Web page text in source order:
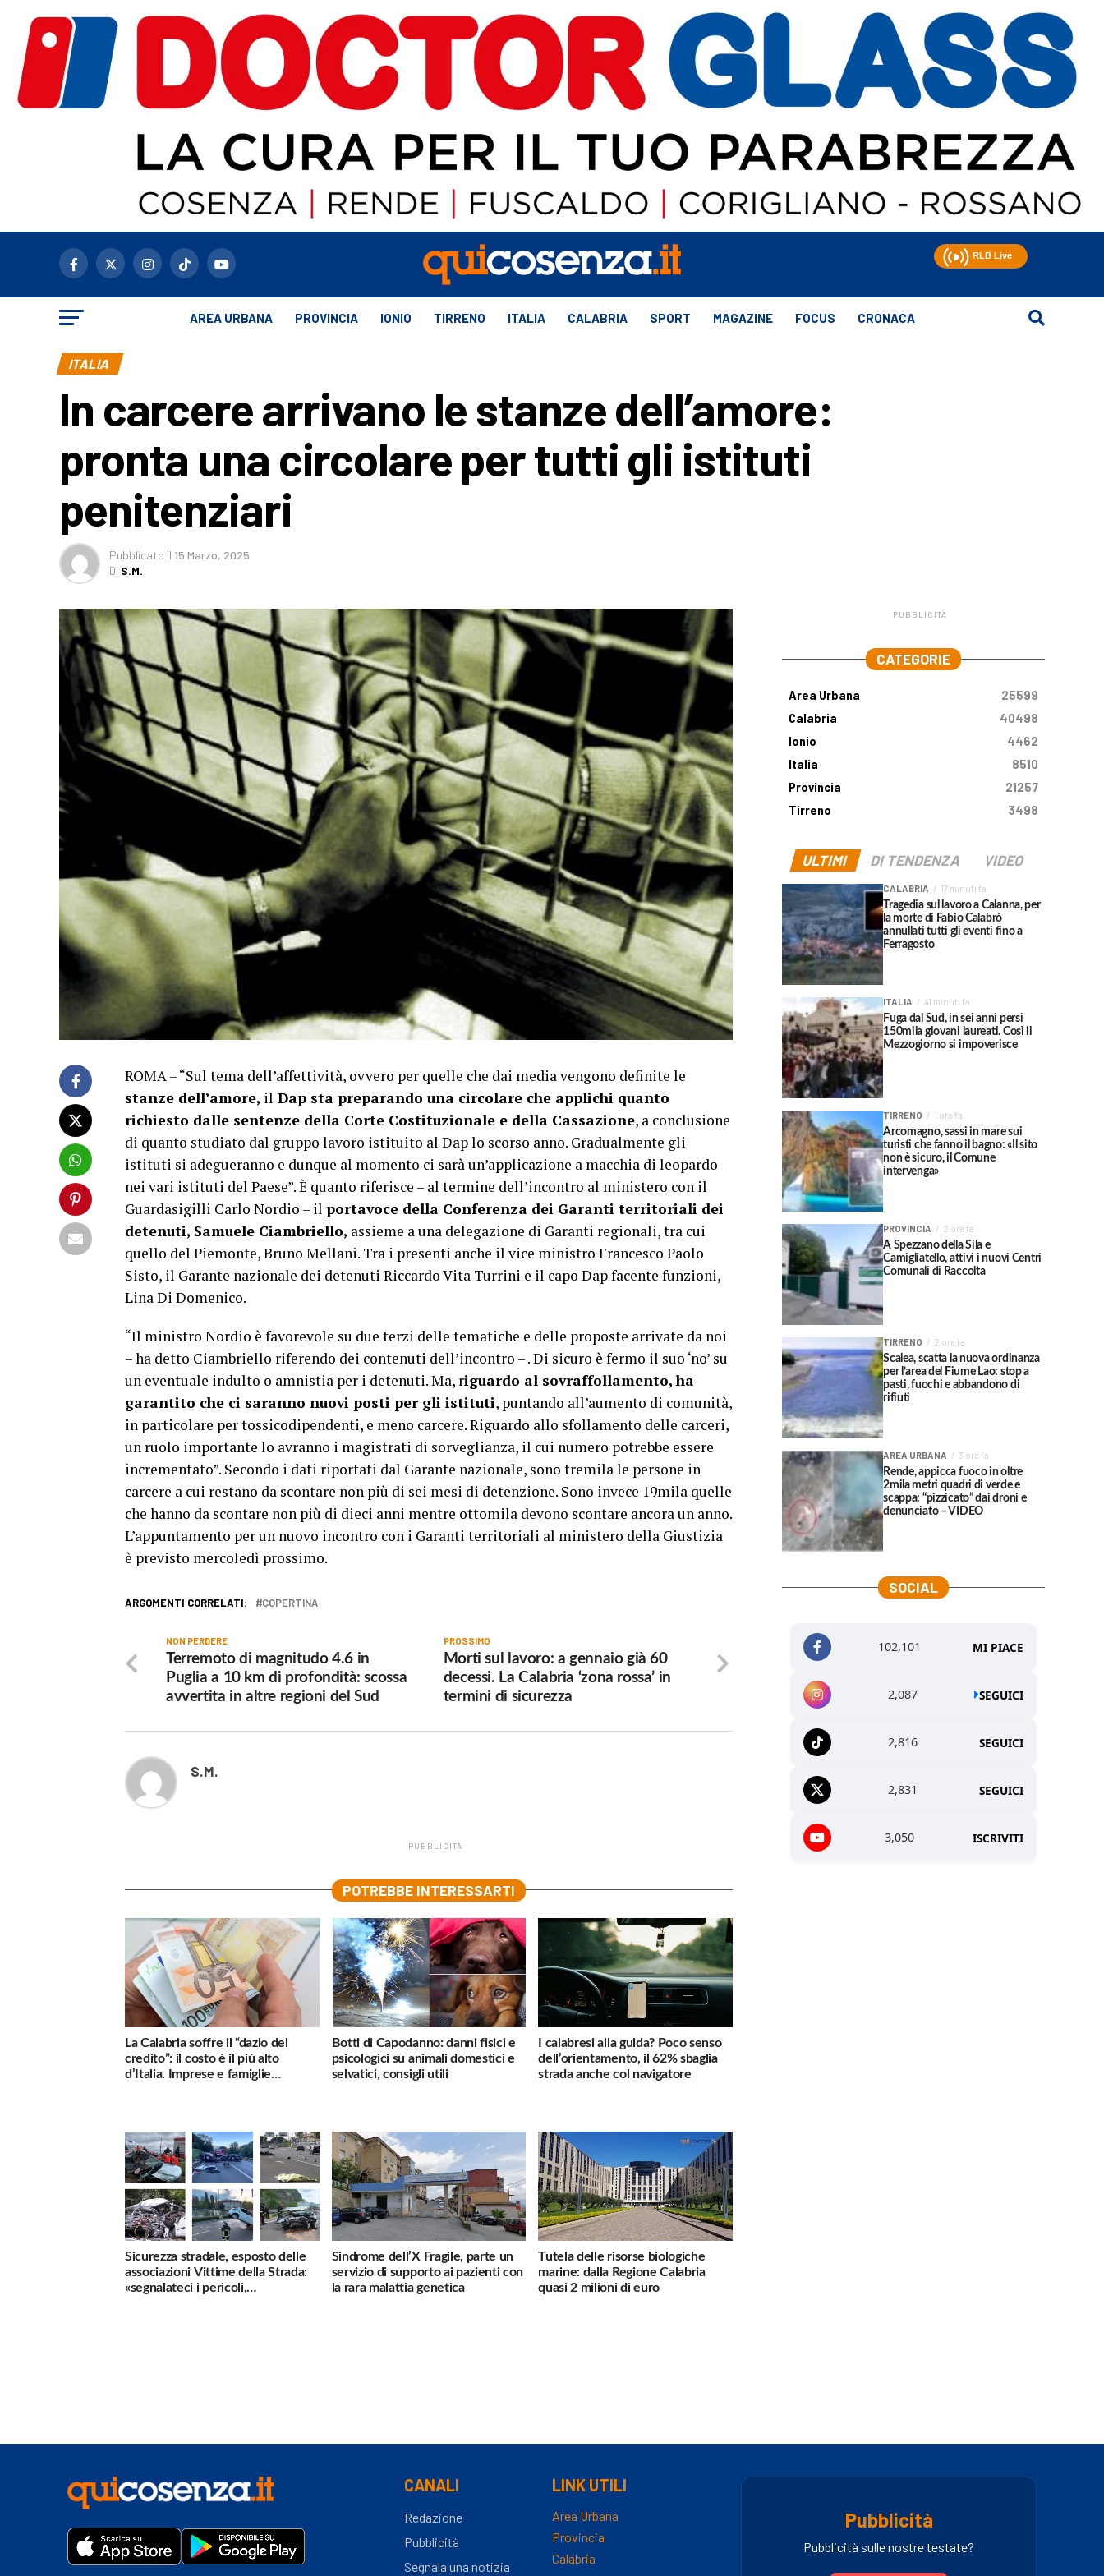
AREA URBANA PROVINCIA IONIO TIRRENO ITALIA CALABRIA SPORT MAGAZINE FOCUS CRONACA
ITALIA
In carcere arrivano le stanze dell’amore:
pronta una circolare per tutti gli istituti
penitenziari
Pubblicato il 15 Marzo, 2025
Di S.M.
ROMA – “Sul tema dell’affettività, ovvero per quelle che dai media vengono definite le
stanze dell’amore, il Dap sta preparando una circolare che applichi quanto
richiesto dalle sentenze della Corte Costituzionale e della Cassazione, a conclusione
di quanto studiato dal gruppo lavoro istituito al Dap lo scorso anno. Gradualmente gli
istituti si adegueranno e dunque al momento ci sarà un’applicazione a macchia di leopardo
nei vari istituti del Paese”. È quanto riferisce – al termine dell’incontro al ministero con il
Guardasigilli Carlo Nordio – il portavoce della Conferenza dei Garanti territoriali dei
detenuti, Samuele Ciambriello, assieme a una delegazione di Garanti regionali, tra cui
quello del Piemonte, Bruno Mellani. Tra i presenti anche il vice ministro Francesco Paolo
Sisto, il Garante nazionale dei detenuti Riccardo Vita Turrini e il capo Dap facente funzioni,
Lina Di Domenico.
“Il ministro Nordio è favorevole su due terzi delle tematiche e delle proposte arrivate da noi
– ha detto Ciambriello riferendo dei contenuti dell’incontro – . Di sicuro è fermo il suo ‘no’ su
un eventuale indulto o amnistia per i detenuti. Ma, riguardo al sovraffollamento, ha
garantito che ci saranno nuovi posti per gli istituti, puntando all’aumento di comunità,
in particolare per tossicodipendenti, e meno carcere. Riguardo allo sfollamento delle carceri,
un ruolo importante lo avranno i magistrati di sorveglianza, il cui numero potrebbe essere
incrementato”. Secondo i dati riportati dal Garante nazionale, sono tremila le persone in
carcere a cui restano da scontare non più di sei mesi di detenzione. Sono invece 19mila quelle
che hanno da scontare non più di dieci anni mentre ottomila devono scontare ancora un anno.
L’appuntamento per un nuovo incontro con i Garanti territoriali al ministero della Giustizia
è previsto mercoledì prossimo.
ARGOMENTI CORRELATI: COPERTINA
PROSSIMO
Morti sul lavoro: a gennaio già 60
decessi. La Calabria ‘zona rossa’ in
termini di sicurezza
NON PERDERE
Terremoto di magnitudo 4.6 in
Puglia a 10 km di profondità: scossa
avvertita in altre regioni del Sud
S.M.
PUBBLICITÀ
POTREBBE INTERESSARTI
La Calabria soffre il “dazio del
credito”: il costo è il più alto
d’Italia. Imprese e famiglie
Botti di Capodanno: danni fisici e
psicologici su animali domestici e
selvatici, consigli utili
I calabresi alla guida? Poco senso
dell’orientamento, il 62% sbaglia
strada anche col navigatore
Sicurezza stradale, esposto delle
associazioni Vittime della Strada:
«segnalateci i pericoli,
Sindrome dell’X Fragile, parte un
servizio di supporto ai pazienti con
la rara malattia genetica
Tutela delle risorse biologiche
marine: dalla Regione Calabria
quasi 2 milioni di euro
PUBBLICITÀ
CATEGORIE
Area Urbana
25599
Calabria
40498
Ionio
4462
Italia
8510
Provincia
21257
Tirreno
3498
ULTIMI DI TENDENZA VIDEO
CALABRIA 17 minuti fa
Tragedia sul lavoro a Calanna, per
la morte di Fabio Calabrò
annullati tutti gli eventi fino a
Ferragosto
ITALIA 41 minuti fa
Fuga dal Sud, in sei anni persi
150mila giovani laureati. Così il
Mezzogiorno si impoverisce
TIRRENO 1 ora fa
Arcomagno, sassi in mare sui
turisti che fanno il bagno: «Il sito
non è sicuro, il Comune
intervenga»
PROVINCIA 2 ore fa
A Spezzano della Sila e
Camigliatello, attivi i nuovi Centri
Comunali di Raccolta
TIRRENO 2 ore fa
Scalea, scatta la nuova ordinanza
per l’area del Fiume Lao: stop a
pasti, fuochi e abbandono di
rifiuti
AREA URBANA 3 ore fa
Rende, appicca fuoco in oltre
2mila metri quadri di verde e
scappa: “pizzicato” dai droni e
denunciato – VIDEO
SOCIAL
102,101 MI PIACE
2,087 SEGUICI
2,816 SEGUICI
2,831 SEGUICI
3,050 ISCRIVITI
CANALI
Redazione
Pubblicità
Segnala una notizia
LINK UTILI
Area Urbana
Provincia
Calabria
Pubblicità
Pubblicità sulle nostre testate?